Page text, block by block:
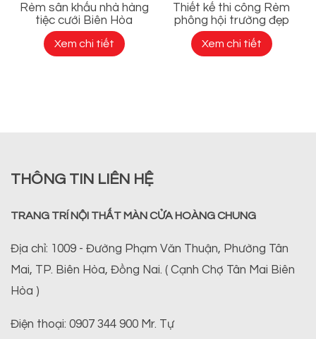
Rèm sân khấu nhà hàng
tiệc cưới Biên Hòa
Xem chi tiết
Thiết kế thi công Rèm
phông hội trường đẹp
Xem chi tiết
THÔNG TIN LIÊN HỆ
TRANG TRÍ NỘI THẤT MÀN CỬA HOÀNG CHUNG
Địa chỉ: 1009 - Đường Phạm Văn Thuận, Phường Tân
Mai, TP. Biên Hòa, Đồng Nai. ( Cạnh Chợ Tân Mai Biên
Hòa )
Điện thoại: 0907 344 900 Mr. Tự